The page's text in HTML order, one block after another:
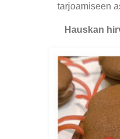
tarjoamiseen
Hauskan